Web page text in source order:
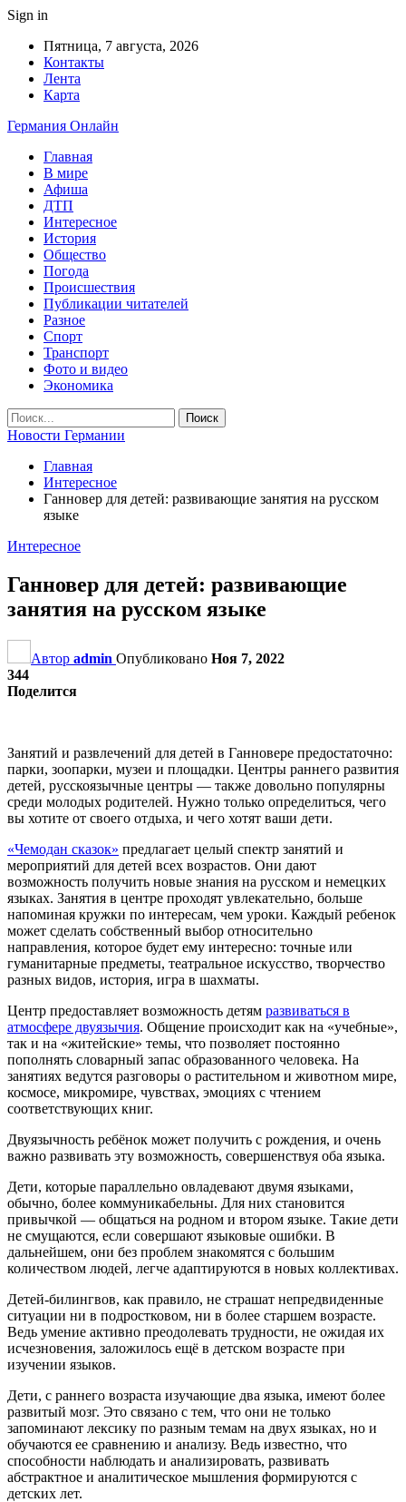
Sign in
Пятница, 7 августа, 2026
Контакты
Лента
Карта
Германия Онлайн
Главная
В мире
Афиша
ДТП
Интересное
История
Общество
Погода
Происшествия
Публикации читателей
Разное
Спорт
Транспорт
Фото и видео
Экономика
Новости Германии
Главная
Интересное
Ганновер для детей: развивающие занятия на русском
языке
Интересное
Ганновер для детей: развивающие
занятия на русском языке
Автор admin Опубликовано Ноя 7, 2022
344
Поделится
Занятий и развлечений для детей в Ганновере предостаточно:
парки, зоопарки, музеи и площадки. Центры раннего развития
детей, русскоязычные центры — также довольно популярны
среди молодых родителей. Нужно только определиться, чего
вы хотите от своего отдыха, и чего хотят ваши дети.
«Чемодан сказок» предлагает целый спектр занятий и
мероприятий для детей всех возрастов. Они дают
возможность получить новые знания на русском и немецких
языках. Занятия в центре проходят увлекательно, больше
напоминая кружки по интересам, чем уроки. Каждый ребенок
может сделать собственный выбор относительно
направления, которое будет ему интересно: точные или
гуманитарные предметы, театральное искусство, творчество
разных видов, история, игра в шахматы.
Центр предоставляет возможность детям развиваться в
атмосфере двуязычия. Общение происходит как на «учебные»,
так и на «житейские» темы, что позволяет постоянно
пополнять словарный запас образованного человека. На
занятиях ведутся разговоры о растительном и животном мире,
космосе, микромире, чувствах, эмоциях с чтением
соответствующих книг.
Двуязычность ребёнок может получить с рождения, и очень
важно развивать эту возможность, совершенствуя оба языка.
Дети, которые параллельно овладевают двумя языками,
обычно, более коммуникабельны. Для них становится
привычкой — общаться на родном и втором языке. Такие дети
не смущаются, если совершают языковые ошибки. В
дальнейшем, они без проблем знакомятся с большим
количеством людей, легче адаптируются в новых коллективах.
Детей-билингвов, как правило, не страшат непредвиденные
ситуации ни в подростковом, ни в более старшем возрасте.
Ведь умение активно преодолевать трудности, не ожидая их
исчезновения, заложилось ещё в детском возрасте при
изучении языков.
Дети, с раннего возраста изучающие два языка, имеют более
развитый мозг. Это связано с тем, что они не только
запоминают лексику по разным темам на двух языках, но и
обучаются ее сравнению и анализу. Ведь известно, что
способности наблюдать и анализировать, развивать
абстрактное и аналитическое мышления формируются с
детских лет.